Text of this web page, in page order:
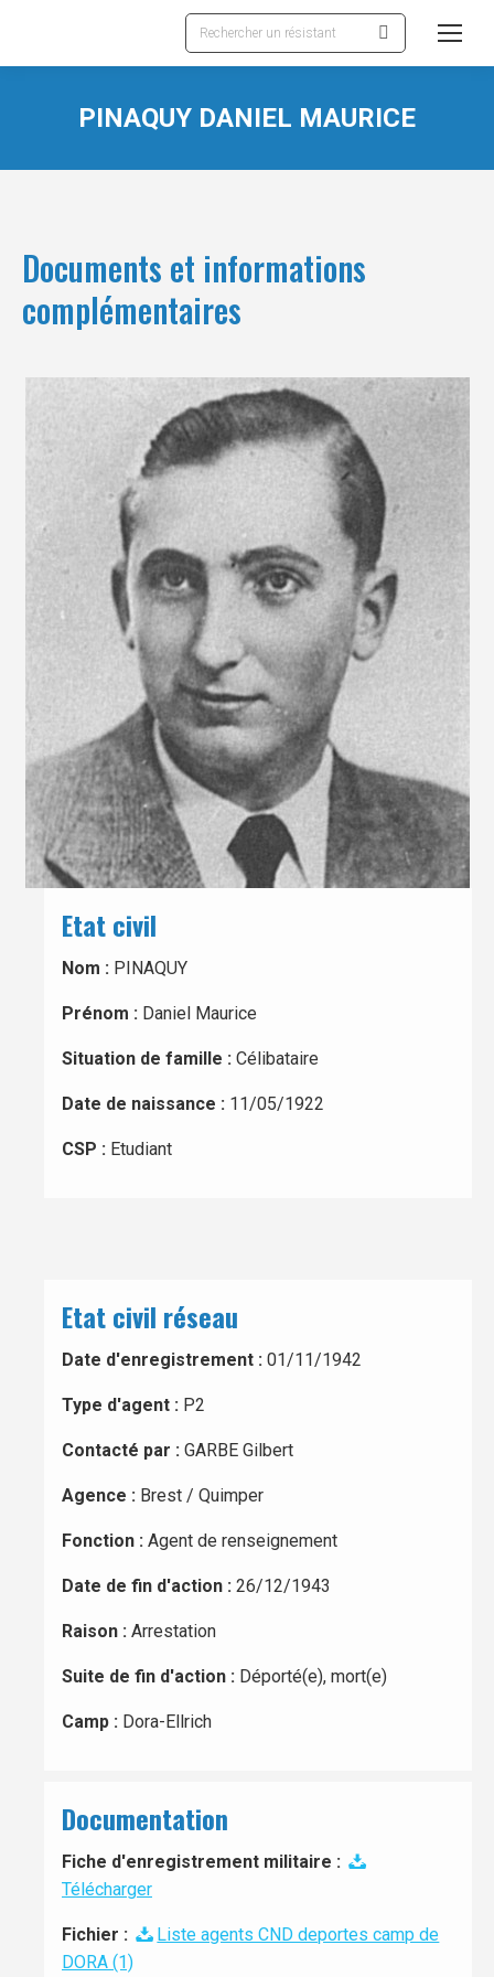
Recherche
:
PINAQUY DANIEL MAURICE
Documents et informations
complémentaires
Etat civil
Nom : PINAQUY
Prénom : Daniel Maurice
Situation de famille : Célibataire
Date de naissance : 11/05/1922
CSP : Etudiant
Etat civil réseau
Date d'enregistrement : 01/11/1942
Type d'agent : P2
Contacté par : GARBE Gilbert
Agence : Brest / Quimper
Fonction : Agent de renseignement
Date de fin d'action : 26/12/1943
Raison : Arrestation
Suite de fin d'action : Déporté(e), mort(e)
Camp : Dora-Ellrich
Documentation
Fiche d'enregistrement militaire :
Télécharger
Fichier :
Liste agents CND deportes camp de
DORA (1)